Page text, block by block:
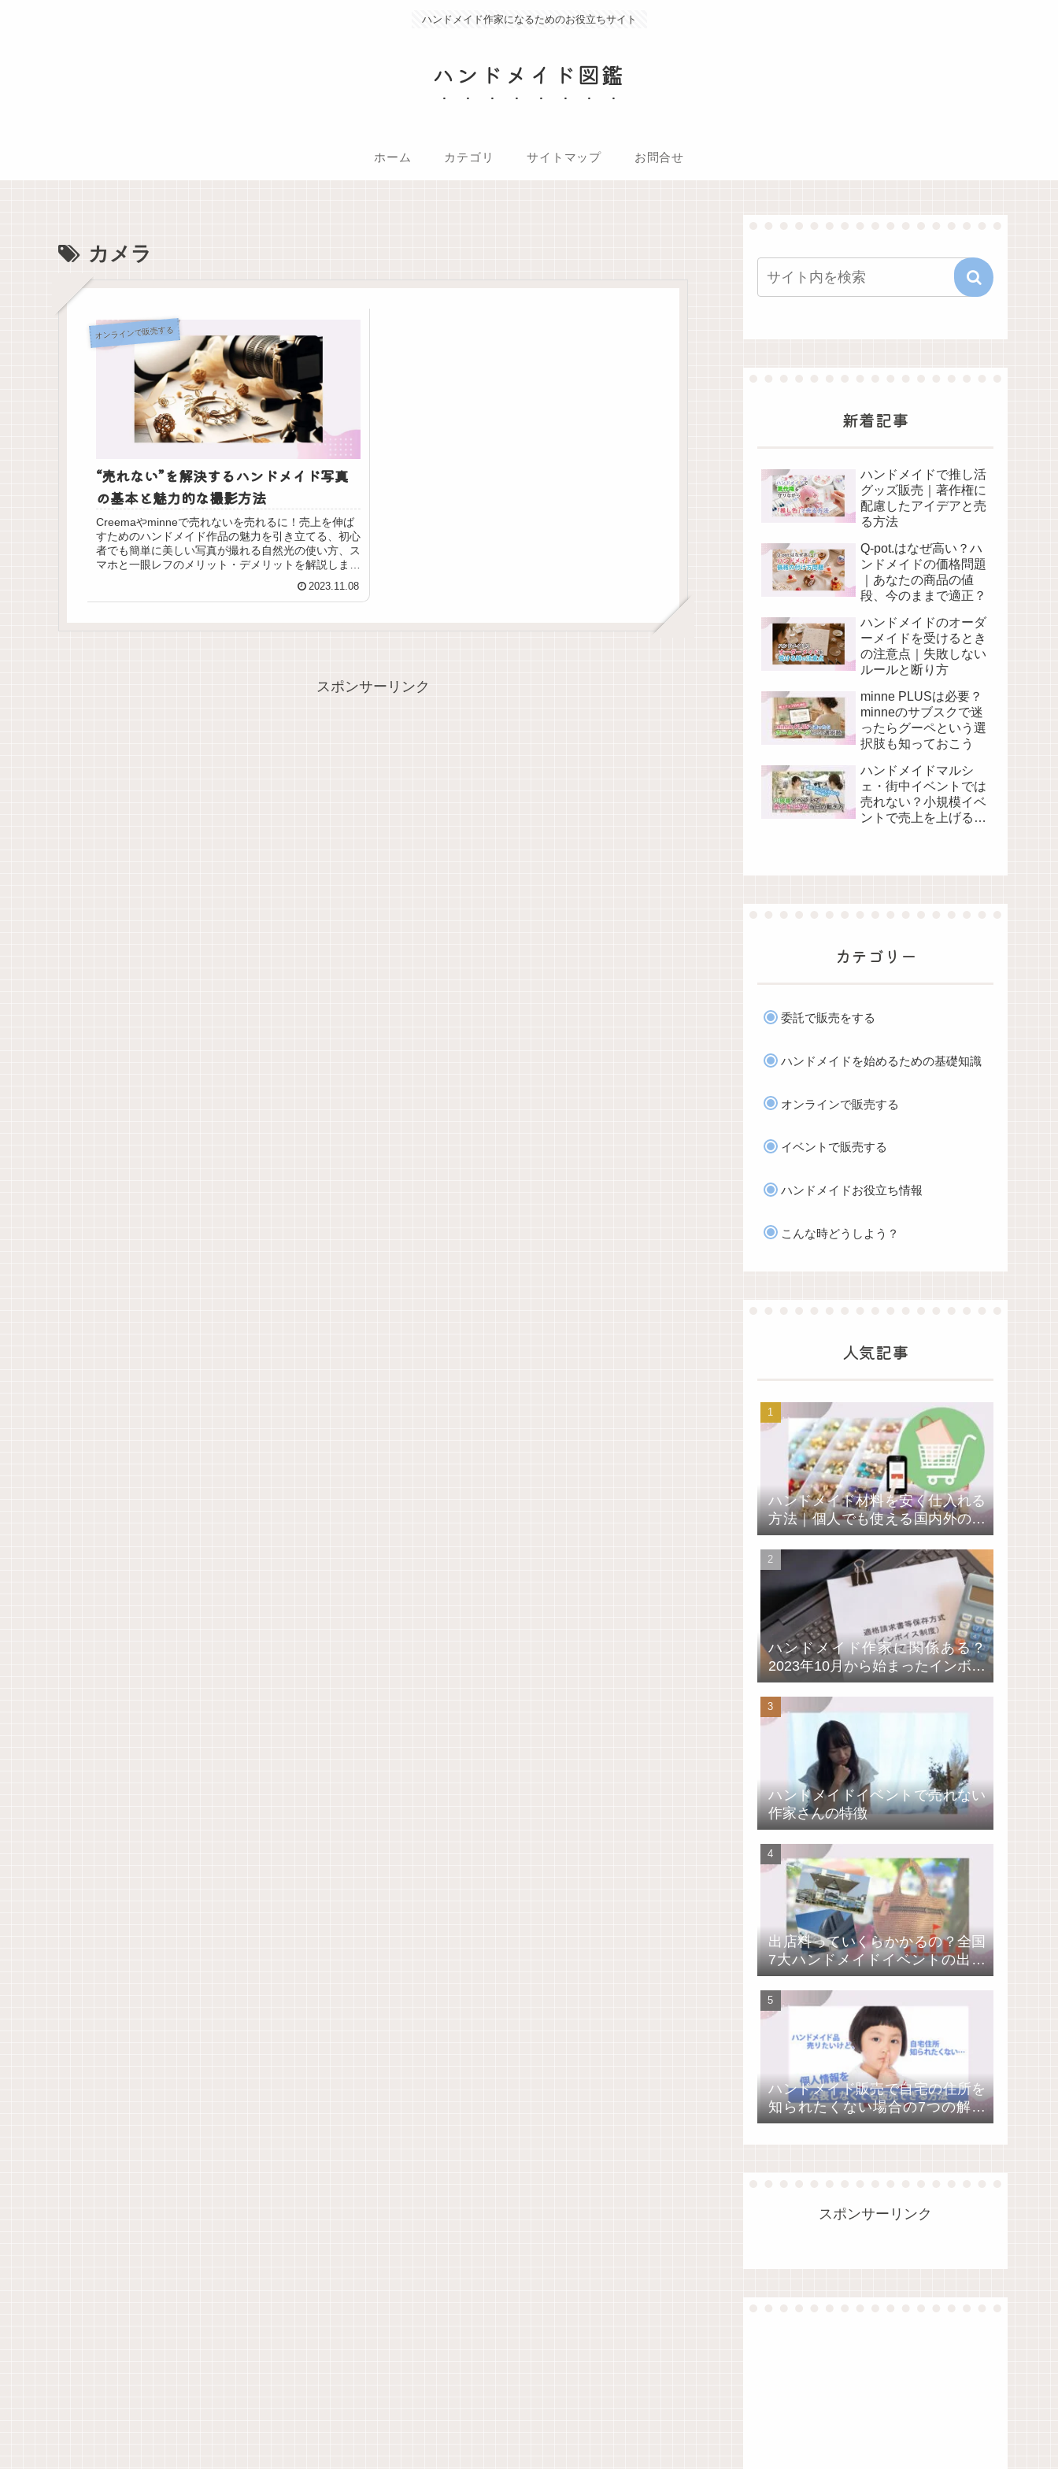
ハンドメイド作家になるためのお役立ちサイト
ハンドメイド図鑑
ホーム カテゴリ サイトマップ お問合せ
カメラ
オンラインで販売する
“売れない”を解決するハンドメイド写真
の基本と魅力的な撮影方法
Creemaやminneで売れないを売れるに！売上を伸ば
すためのハンドメイド作品の魅力を引き立てる、初心
者でも簡単に美しい写真が撮れる自然光の使い方、ス
マホと一眼レフのメリット・デメリットを解説しま
す。基本の撮影技術やコツ、おすすめアイテムもご紹
2023.11.08
スポンサーリンク
新着記事
ハンドメイドで推し活
グッズ販売｜著作権に
配慮したアイデアと売
る方法
Q-pot.はなぜ高い？ハ
ンドメイドの価格問題
｜あなたの商品の値
段、今のままで適正？
ハンドメイドのオーダ
ーメイドを受けるとき
の注意点｜失敗しない
ルールと断り方
minne PLUSは必要？
minneのサブスクで迷
ったらグーペという選
択肢も知っておこう
ハンドメイドマルシ
ェ・街中イベントでは
売れない？小規模イベ
ントで売上を上げる当
カテゴリー
委託で販売をする
ハンドメイドを始めるための基礎知識
オンラインで販売する
イベントで販売する
ハンドメイドお役立ち情報
こんな時どうしよう？
人気記事
ハンドメイド材料を安く仕入れる
方法｜個人でも使える国内外の卸
通販サイト4選
ハンドメイド作家に関係ある？
2023年10月から始まったインボイ
ス制度
ハンドメイドイベントで売れない
作家さんの特徴
出店料っていくらかかるの？全国
7大ハンドメイドイベントの出店
費用を比較
ハンドメイド販売で自宅の住所を
知られたくない場合の7つの解決
法
スポンサーリンク